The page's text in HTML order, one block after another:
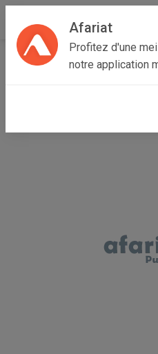
Afariat
Profitez d'une
notre application
Accueil Autres Grand